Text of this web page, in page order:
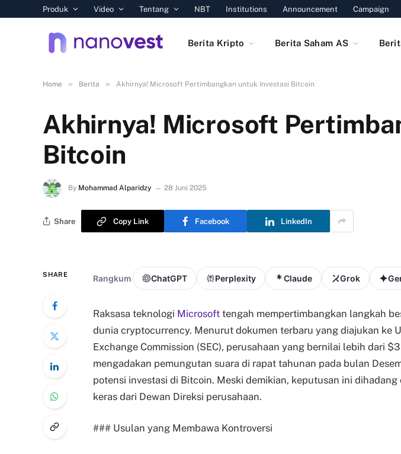
Produk Video Tentang NBT Institutions Announcement Campaign
Berita Kripto Berita Saham AS
Home » Berita » Akhirnya! Microsoft Pertimbangkan untuk Investasi Bitcoin
Akhirnya! Microsoft
Bitcoin
By Mohammad Alparidzy 28 Juni 2025
Share Copy Link Facebook LinkedIn
SHARE Rangkum ChatGPT Perplexity Claude Grok
Raksasa teknologi Microsoft tengah mempertimbangkan langkah
dunia cryptocurrency. Menurut dokumen terbaru yang diajukan ke
Exchange Commission (SEC), perusahaan yang bernilai lebih dari
mengadakan pemungutan suara di rapat tahunan pada bulan
potensi investasi di Bitcoin. Meski demikian, keputusan ini dihadang
keras dari Dewan Direksi perusahaan.
### Usulan yang Membawa Kontroversi